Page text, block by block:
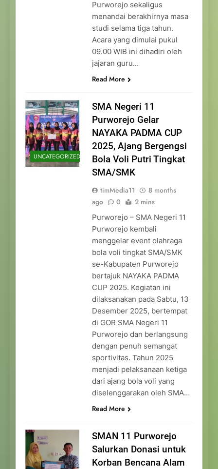
Purworejo sekaligus
menandai berakhirnya masa
studi selama tiga tahun.
Acara yang dimulai pukul
09.00 WIB ini dihadiri oleh
jajaran guru…
Read More
UNCATEGORIZED
SMA Negeri 11
Purworejo Gelar
NAYAKA PADMA CUP
2025, Ajang Bergengsi
Bola Voli Putri Tingkat
SMA/SMK
timMedia11
8 months
ago
0 2 mins
Purworejo – SMA Negeri 11
Purworejo kembali
menggelar event olahraga
bola voli tingkat SMA/SMK
se-Kabupaten Purworejo
bertajuk NAYAKA PADMA
CUP 2025. Kegiatan ini
dilaksanakan pada Sabtu, 13
Desember 2025, bertempat
di GOR SMA Negeri 11
Purworejo dan berlangsung
dengan penuh semangat
sportivitas. Tahun 2025
menjadi pelaksanaan ketiga
dari ajang bola voli yang
diselenggarakan oleh SMA…
Read More
SMAN 11 Purworejo
Salurkan Donasi untuk
Korban Bencana Alam